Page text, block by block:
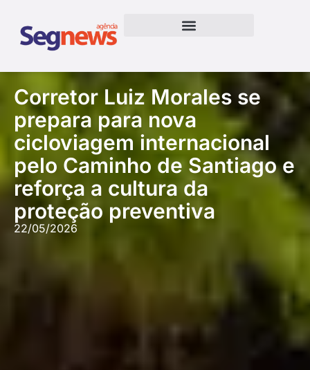
Corretor Luiz Morales se
prepara para nova
cicloviagem internacional
pelo Caminho de Santiago e
reforça a cultura da
proteção preventiva
22/05/2026